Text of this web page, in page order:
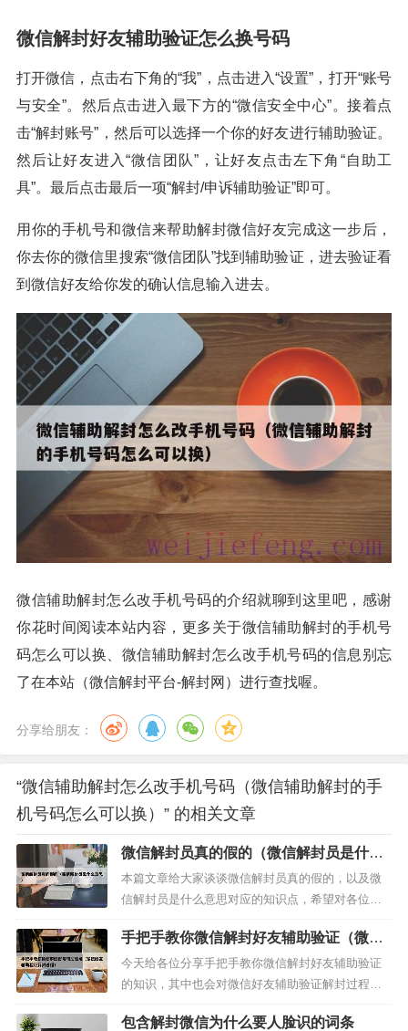
微信解封好友辅助验证怎么换号码
打开微信，点击右下角的“我”，点击进入“设置”，打开“账号
与安全”。然后点击进入最下方的“微信安全中心”。接着点
击“解封账号”，然后可以选择一个你的好友进行辅助验证。
然后让好友进入“微信团队”，让好友点击左下角“自助工
具”。最后点击最后一项“解封/申诉辅助验证”即可。
用你的手机号和微信来帮助解封微信好友完成这一步后，
你去你的微信里搜索“微信团队”找到辅助验证，进去验证看
到微信好友给你发的确认信息输入进去。
微信辅助解封怎么改手机号码的介绍就聊到这里吧，感谢
你花时间阅读本站内容，更多关于微信辅助解封的手机号
码怎么可以换、微信辅助解封怎么改手机号码的信息别忘
了在本站（微信解封平台-解封网）进行查找喔。
分享给朋友：
“微信辅助解封怎么改手机号码（微信辅助解封的手
机号码怎么可以换）” 的相关文章
微信解封员真的假的（微信解封员是什么
意思）
本篇文章给大家谈谈微信解封员真的假的，以及微
信解封员是什么意思对应的知识点，希望对各位有
所帮助，不要忘了收藏本站喔。本文目录一览：1、
网络上说可以帮助微信解封是骗人的2、微信解封是
不是骗人的？3、朋友微信封了，微信解封，她说要
银行卡后八位，...
手把手教你微信解封好友辅助验证（微信
好友辅助验证解封过程）
今天给各位分享手把手教你微信解封好友辅助验证
的知识，其中也会对微信好友辅助验证解封过程进
行解释，如果能碰巧解决你现在面临的问题，别忘
了关注本站（微信解封平台），现在开始吧！本文
包含解封微信为什么要人脸识的词条